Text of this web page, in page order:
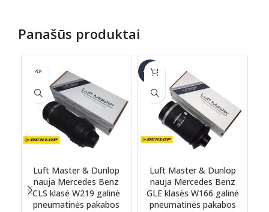
Panašūs produktai
SOLD
OUT
Luft Master & Dunlop
nauja Mercedes Benz
CLS klasė W219 galinė
pneumatinės pakabos
-17%
Luft Master & Dunlop
nauja Mercedes Benz
GLE klasės W166 galinė
pneumatinės pakabos